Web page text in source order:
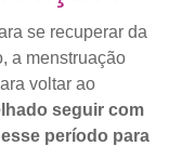
se recuperar da
a menstruação
voltar ao
seguir com
período para